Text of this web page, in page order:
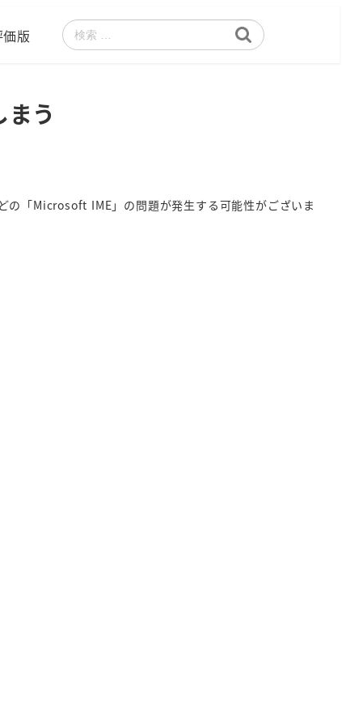
版
検
う
「Microsoft IME」の問題が発生する可能性がございま